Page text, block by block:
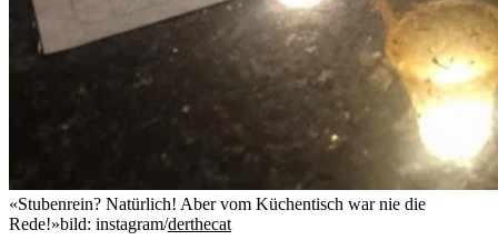
«Stubenrein? Natürlich! Aber vom Küchentisch war nie die
Rede!»bild: instagram/derthecat